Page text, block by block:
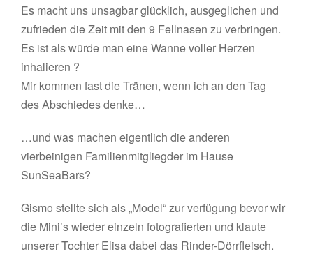
Es macht uns unsagbar glücklich, ausgeglichen und
zufrieden die Zeit mit den 9 Fellnasen zu verbringen.
Es ist als würde man eine Wanne voller Herzen
inhalieren ?
Mir kommen fast die Tränen, wenn ich an den Tag
des Abschiedes denke…
…und was machen eigentlich die anderen
vierbeinigen Familienmitgliegder im Hause
SunSeaBars?
Gismo stellte sich als „Model“ zur verfügung bevor wir
die Mini’s wieder einzeln fotografierten und klaute
unserer Tochter Elisa dabei das Rinder-Dörrfleisch.